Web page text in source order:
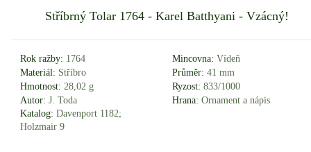
Stříbrný Tolar 1764 - Karel Batthyani - Vzácný!
Rok ražby: 1764 Mincovna: Vídeň
Materiál: Stříbro Průměr: 41 mm
Hmotnost: 28,02 g Ryzost: 833/1000
Autor: J. Toda Hrana: Ornament a nápis
Katalog: Davenport 1182;
Holzmair 9